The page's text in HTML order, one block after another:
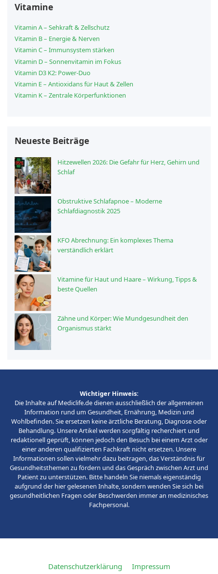
Vitamine
Vitamin A – Sehkraft & Zellschutz
Vitamin B – Energie & Nerven
Vitamin C – Immunsystem stärken
Vitamin D – Sonnenvitamin im Fokus
Vitamin D3 K2: Power-Duo
Vitamin E – Antioxidans für Haut & Zellen
Vitamin K – Zentrale Körperfunktionen
Neueste Beiträge
Hitzewellen 2026: Die Gefahr für Herz, Gehirn und
Schlaf
Obstruktive Schlafapnoe – Moderne
Schlafdiagnostik 2025
KFO Abrechnung: Ein komplexes Thema
verständlich erklärt
Vitamine für Haut und Haare – Wirkung, Tipps &
beste Quellen
Zähne und Körper: Wie Mundgesundheit den
Organismus stärkt
Wichtiger Hinweis:
Die Inhalte auf Mediclife.de dienen ausschließlich der allgemeinen
Information rund um Gesundheit, Ernährung, Medizin und
Wohlbefinden. Sie ersetzen keine ärztliche Beratung, Diagnose oder
Behandlung. Unsere Artikel werden sorgfältig recherchiert und
redaktionell geprüft, können jedoch den Besuch bei einem Arzt oder
einer anderen qualifizierten Fachkraft nicht ersetzen. Unsere
Informationen sollen vielmehr dazu beitragen, das Verständnis für
Gesundheitsthemen zu fördern und das Gespräch zwischen Arzt und
Patient zu unterstützen. Bitte handeln Sie niemals eigenständig
aufgrund der hier gelesenen Inhalte, sondern wenden Sie sich bei
gesundheitlichen Fragen oder Beschwerden immer an medizinisches
Fachpersonal.
Datenschutzerklärung Impressum